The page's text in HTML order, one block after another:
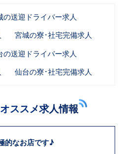
の送迎ドライバー求人
宮城の寮･社宅完備求人
の送迎ドライバー求人
仙台の寮･社宅完備求人
ススメ求人情報
的なお店です♪